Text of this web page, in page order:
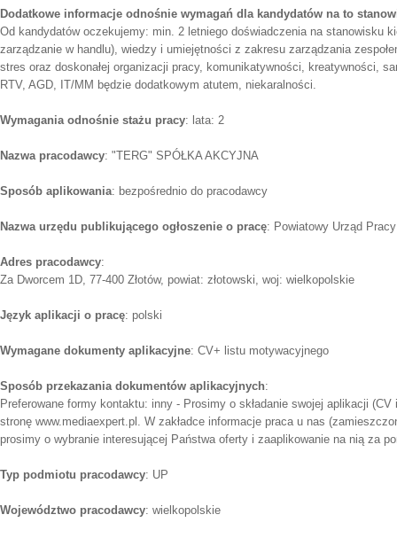
Dodatkowe informacje odnośnie wymagań dla kandydatów na to
Od kandydatów oczekujemy: min. 2 letniego doświadczenia na stanowisku
zarządzanie w handlu), wiedzy i umiejętności z zakresu zarządzania
stres oraz doskonałej organizacji pracy, komunikatywności, kreatywności,
RTV, AGD, IT/MM będzie dodatkowym atutem, niekaralności.
Wymagania odnośnie stażu pracy: lata: 2
Nazwa pracodawcy: "TERG" SPÓŁKA AKCYJNA
Sposób aplikowania: bezpośrednio do pracodawcy
Nazwa urzędu publikującego ogłoszenie o pracę: Powiatowy Urząd
Adres pracodawcy:
Za Dworcem 1D, 77-400 Złotów, powiat: złotowski, woj: wielkopolskie
Język aplikacji o pracę: polski
Wymagane dokumenty aplikacyjne: CV+ listu motywacyjnego
Sposób przekazania dokumentów aplikacyjnych:
Preferowane formy kontaktu: inny - Prosimy o składanie swojej aplikacji
stronę www.mediaexpert.pl. W zakładce informacje praca u nas
prosimy o wybranie interesującej Państwa oferty i zaaplikowanie na nią za
Typ podmiotu pracodawcy: UP
Województwo pracodawcy: wielkopolskie